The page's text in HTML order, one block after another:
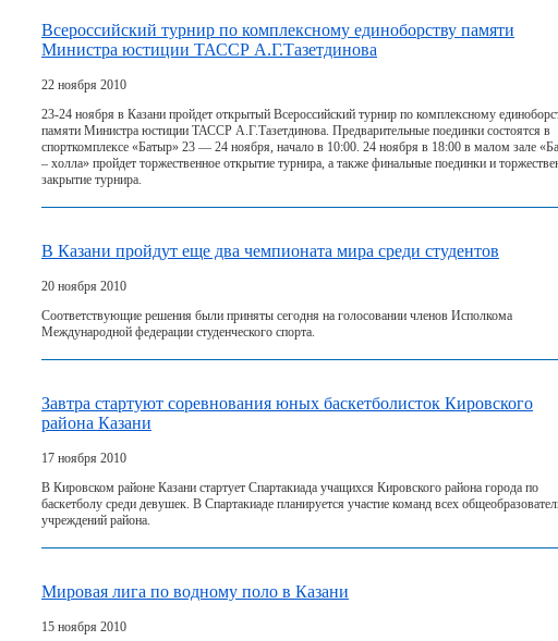
Всероссийский турнир по комплексному единоборству памяти
Министра юстиции ТАССР А.Г.Тазетдинова
22 ноября 2010
23-24 ноября в Казани пройдет открытый Всероссийский турнир по комплексному
памяти Министра юстиции ТАССР А.Г.Тазетдинова. Предварительные поединки состоятся в
спорткомплексе «Батыр» 23 — 24 ноября, начало в 10:00. 24 ноября в 18:00 в малом зале
– холла» пройдет торжественное открытие турнира, а также финальные поединки и
закрытие турнира.
В Казани пройдут еще два чемпионата мира среди студентов
20 ноября 2010
Соответствующие решения были приняты сегодня на голосовании членов Исполкома
Международной федерации студенческого спорта.
Завтра стартуют соревнования юных баскетболисток Кировского
района Казани
17 ноября 2010
В Кировском районе Казани стартует Спартакиада учащихся Кировского района города по
баскетболу среди девушек. В Спартакиаде планируется участие команд всех
учреждений района.
Мировая лига по водному поло в Казани
15 ноября 2010